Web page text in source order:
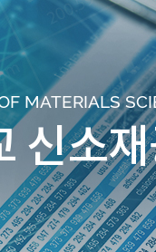
MATERIALS
신소